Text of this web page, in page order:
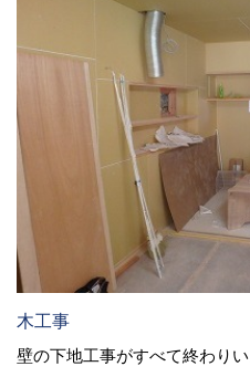
木工事
壁の下地工事がすべて終わり